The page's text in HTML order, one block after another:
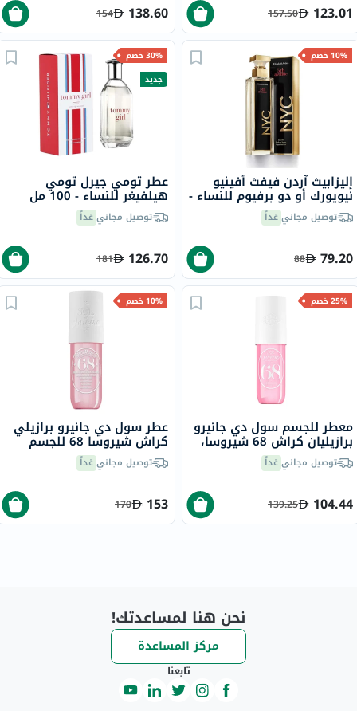
123.01
157.50
138.60
154
10% خصم
إليزابيث آردن فيفث أفينيو
نيويورك أو دو برفيوم للنساء -
عطر زهري فاخر 125 مل
توصيل مجانيغداً
79.20
88
30% خصم
جديد
عطر تومي جيرل تومي
هيلفيغر للنساء - 100 مل
توصيل مجانيغداً
126.70
181
25% خصم
معطر للجسم سول دي جانيرو
برازيليان كراش 68 شيروسا،
90 ملتوصيل مجانيغداً
104.44
139.25
10% خصم
عطر سول دي جانيرو برازيلي
كراش شيروسا 68 للجسم
240 ملتوصيل مجانيغداً
153
170
نحن هنا لمساعدتك!
مركز المساعدة
تابعنا